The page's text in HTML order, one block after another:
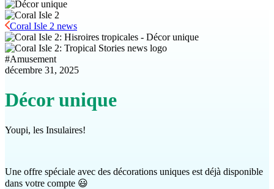
Coral Isle 2 news
#Amusement
décembre 31, 2025
Décor unique
Youpi, les Insulaires!
Une offre spéciale avec des décorations uniques est déjà disponible
dans votre compte 😃